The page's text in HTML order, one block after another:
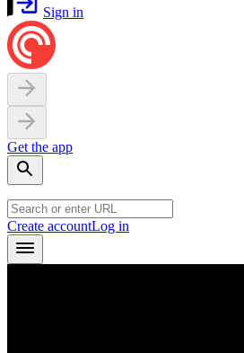
Sign in
Get the app
Create accountLog in